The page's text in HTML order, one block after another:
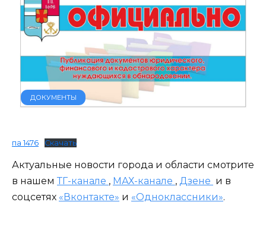
ДОКУМЕНТЫ
па 1476 Скачать
Актуальные новости города и области смотрите
в нашем ТГ-канале , МАХ-канале , Дзене и в
соцсетях «Вконтакте» и «Одноклассники».